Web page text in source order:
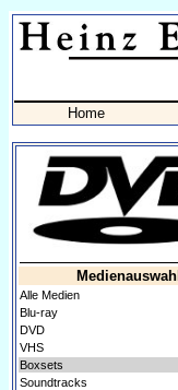
Home
Medienauswahl
Alle Medien
Blu-ray
DVD
VHS
Boxsets
Soundtracks